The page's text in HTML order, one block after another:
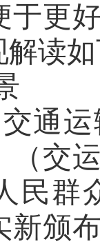
于更
读
交通
（交
民群
新颁